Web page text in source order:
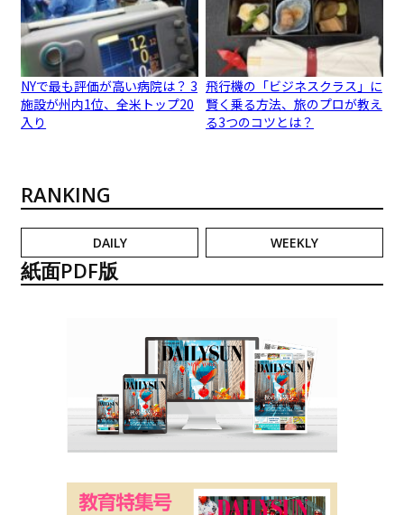
NYで最も評価が高い病院は？ 3
施設が州内1位、全米トップ20
入り
飛行機の「ビジネスクラス」に
賢く乗る方法、旅のプロが教え
る3つのコツとは？
RANKING
DAILY WEEKLY
紙面PDF版